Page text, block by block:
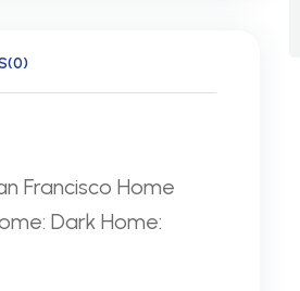
Francisco Home
Dark Home: